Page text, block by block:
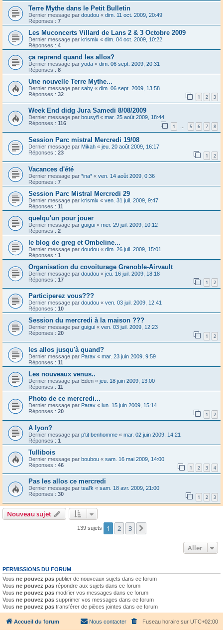
Terre Mythe dans le Petit Bulletin
Dernier message par doudou « dim. 11 oct. 2009, 20:49
Réponses : 7
Les Muconcerts Villard de Lans 2 & 3 Octobre 2009
Dernier message par krismix « dim. 04 oct. 2009, 10:22
Réponses : 4
ça reprend quand les allos?
Dernier message par yoda « dim. 06 sept. 2009, 20:31
Réponses : 8
Une nouvelle Terre Mythe...
Dernier message par saby « dim. 06 sept. 2009, 13:58
Réponses : 32 1 2 3
Week End didg Jura Samedi 8/08/2009
Dernier message par bousyfl « mar. 25 août 2009, 18:44
Réponses : 116 1 … 5 6 7 8
Session Parc mistral Mercredi 19/08
Dernier message par Mikah « jeu. 20 août 2009, 16:17
Réponses : 23 1 2
Vacances d'été
Dernier message par *ina* « ven. 14 août 2009, 0:36
Réponses : 7
Session Parc Mistral Mercredi 29
Dernier message par krismix « ven. 31 juil. 2009, 9:47
Réponses : 11
quelqu'un pour jouer
Dernier message par guigui « mer. 29 juil. 2009, 10:12
Réponses : 2
le blog de greg et Ombeline...
Dernier message par doudou « dim. 26 juil. 2009, 15:01
Réponses : 1
Organisation du covoiturage Grenoble-Airvault
Dernier message par doudou « jeu. 16 juil. 2009, 18:18
Réponses : 17 1 2
Participerez vous???
Dernier message par doudou « ven. 03 juil. 2009, 12:41
Réponses : 10
Session du mercredi à la maison ???
Dernier message par guigui « ven. 03 juil. 2009, 12:23
Réponses : 20 1 2
les allos jusqu'à quand?
Dernier message par Parav « mar. 23 juin 2009, 9:59
Réponses : 11
Les nouveaux venus..
Dernier message par Eden « jeu. 18 juin 2009, 13:00
Réponses : 11
Photo de ce mercredi...
Dernier message par Parav « lun. 15 juin 2009, 15:14
Réponses : 20 1 2
A lyon?
Dernier message par p'tit benhomme « mar. 02 juin 2009, 14:21
Réponses : 1
Tullibois
Dernier message par boubou « sam. 16 mai 2009, 14:00
Réponses : 46 1 2 3 4
Pas les allos ce mercredi
Dernier message par teal'k « sam. 18 avr. 2009, 21:00
Réponses : 30 1 2 3
Nouveau sujet
139 sujets 1 2 3
Aller
PERMISSIONS DU FORUM
Vous ne pouvez pas publier de nouveaux sujets dans ce forum
Vous ne pouvez pas répondre aux sujets dans ce forum
Vous ne pouvez pas modifier vos messages dans ce forum
Vous ne pouvez pas supprimer vos messages dans ce forum
Vous ne pouvez pas transférer de pièces jointes dans ce forum
Accueil du forum Fuseau horaire sur UTC+02:00
Nous contacter